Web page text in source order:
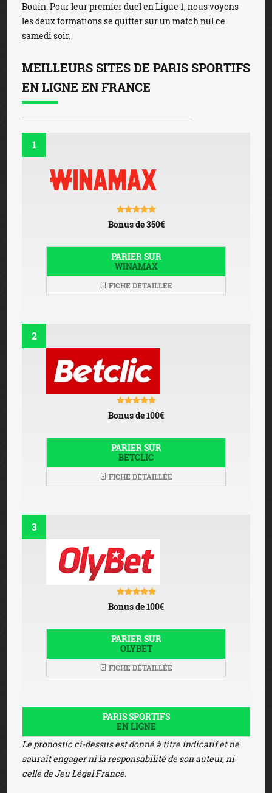
Bouin. Pour leur premier duel en Ligue 1, nous voyons
les deux formations se quitter sur un match nul ce
samedi soir.
MEILLEURS SITES DE PARIS SPORTIFS
EN LIGNE EN FRANCE
1
Bonus de 350€
PARIER SUR
WINAMAX
FICHE DÉTAILLÉE
2
Bonus de 100€
PARIER SUR
BETCLIC
FICHE DÉTAILLÉE
3
Bonus de 100€
PARIER SUR
OLYBET
FICHE DÉTAILLÉE
PARIS SPORTIFS
EN LIGNE
Le pronostic ci-dessus est donné à titre indicatif et ne
saurait engager ni la responsabilité de son auteur, ni
celle de Jeu Légal France.